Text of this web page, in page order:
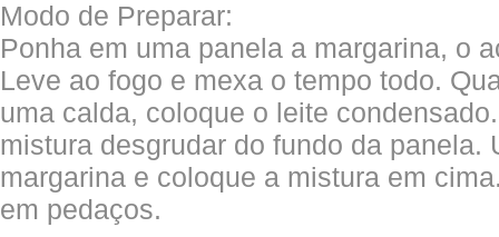
Modo de Preparar:
Ponha em uma panela a margarina, o
Leve ao fogo e mexa o tempo todo.
uma calda, coloque o leite
mistura desgrudar do fundo da panela.
margarina e coloque a mistura em
em pedaços.